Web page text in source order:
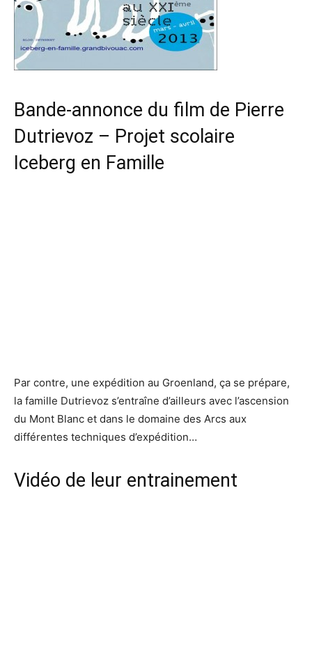
Bande-annonce du film de Pierre
Dutrievoz – Projet scolaire
Iceberg en Famille
Par contre, une expédition au Groenland, ça se prépare,
la famille Dutrievoz s’entraîne d’ailleurs avec l’ascension
du Mont Blanc et dans le domaine des Arcs aux
différentes techniques d’expédition…
Vidéo de leur entrainement